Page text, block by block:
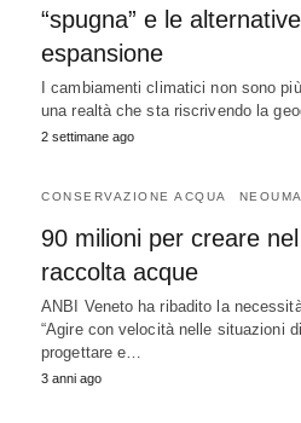
“spugna” e le
espansione
I cambiamenti climatici non sono
una realtà che sta riscrivendo la
2 settimane ago
CONSERVAZIONE ACQUA
90 milioni per creare
raccolta acque
ANBI Veneto ha ribadito la
“Agire con velocità nelle situazioni
progettare e…
3 anni ago